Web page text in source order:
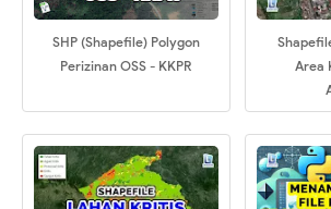
SHP (Shapefile) Polygon
Perizinan OSS - KKPR
Area